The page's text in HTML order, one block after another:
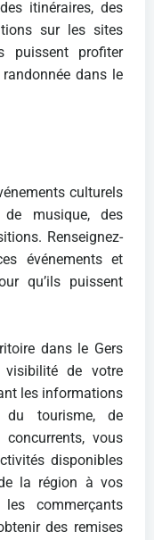
itinéraires, des
sur les sites
puissent profiter
dans le
culturels
musique, des
Renseignez-
événements et
qu’ils puissent
dans le Gers
de votre
les informations
du tourisme, de
vous
disponibles
la région à vos
commerçants
des remises